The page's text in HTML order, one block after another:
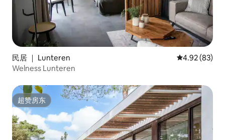
民居 ｜ Lunteren 平均评分
4.92 (83)
Welness Lunteren
超赞房东
超赞房东